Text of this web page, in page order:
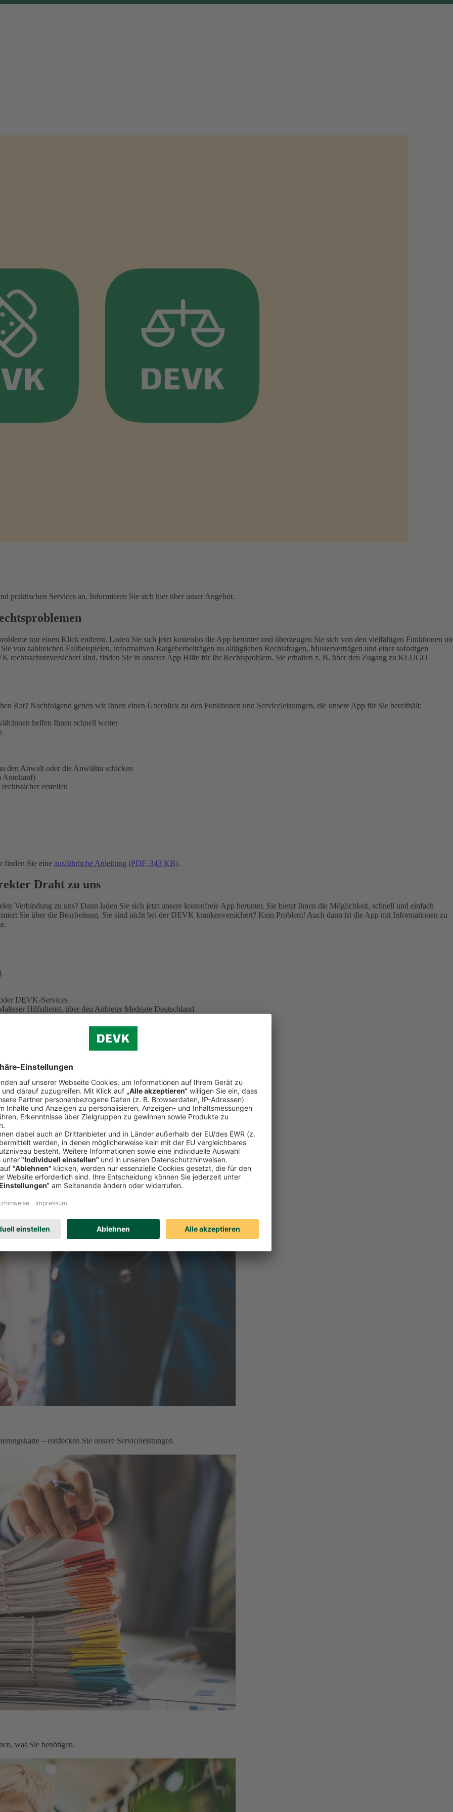
Services an. Informieren Sie sich hier über unser Angebot.
nur einen Klick entfernt. Laden Sie sich jetzt kostenlos die App herunter und überzeugen Sie sich von den vielfältigen Funktionen
von zahlreichen Fallbeispielen, informativen Ratgeberbeiträgen zu alltäglichen Rechtsfragen, Musterverträgen und einer sofortigen
rechtsschutzversichert sind, finden Sie in unserer App Hilfe für Ihr Rechtsproblem. Sie erhalten z. B. über den Zugang zu KLUGO
Rat? Nachfolgend geben wir Ihnen einen Überblick zu den Funktionen und Serviceleistungen, die unsere App für Sie bereithält:
helfen Ihnen schnell weiter
den Anwalt oder die Anwältin schicken
Autokauf)
erstellen
finden Sie eine ausführliche Anleitung (PDF, 343 KB).
Draht zu uns
Verbindung zu uns? Dann laden Sie sich jetzt unsere kostenfreie App herunter. Sie bietet Ihnen die Möglichkeit, schnell und einfach
Sie über die Bearbeitung. Sie sind nicht bei der DEVK krankenversichert? Kein Problem! Auch dann ist die App mit Informationen zu
DEVK-Services
Hilfsdienst, über den Anbieter Medgate Deutschland
Sie können also auf neue Funktionen und Services gespannt sein.
herunter
löschen? Hier finden Sie eineausführliche Anleitung (PDF, 344 KB).
– entdecken Sie unsere Serviceleistungen.
was Sie benötigen.